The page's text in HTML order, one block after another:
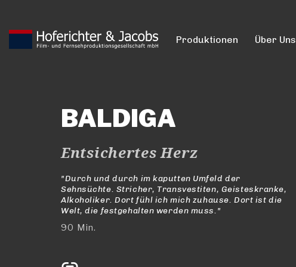
Produktionen Über Uns
BALDIGA
Entsichertes Herz
"Durch und durch im kaputten Umfeld der
Sehnsüchte. Stricher, Transvestiten, Geisteskranke,
Alkoholiker. Dort fühl ich mich zuhause. Dort ist die
Welt, die festgehalten werden muss."
90 Min.